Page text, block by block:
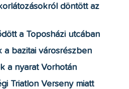
döntött az
a Toposházi utcában
a bazitai városrészben
a nyarat Vorhotán
Triatlon Verseny miatt